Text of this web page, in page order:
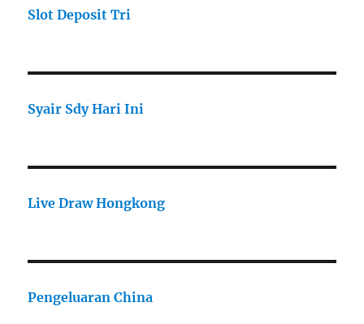
Slot Deposit Tri
Syair Sdy Hari Ini
Live Draw Hongkong
Pengeluaran China